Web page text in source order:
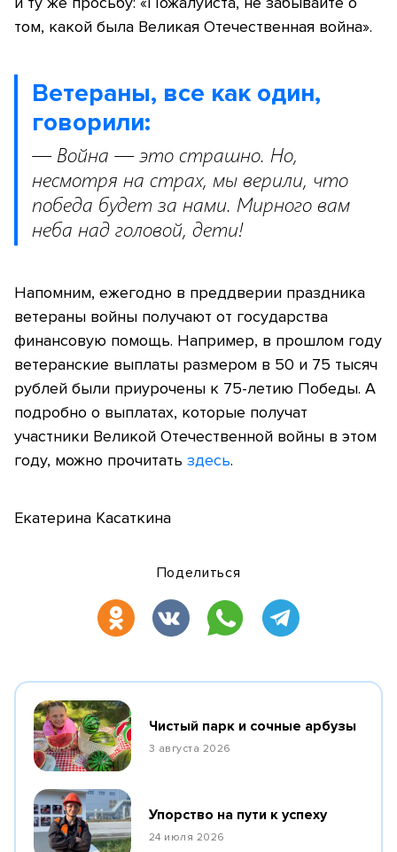
том, какой была Великая Отечественная война».
Ветераны, все как один,
говорили:
— Война — это страшно. Но,
несмотря на страх, мы верили, что
победа будет за нами. Мирного вам
неба над головой, дети!
Напомним, ежегодно в преддверии праздника
ветераны войны получают от государства
финансовую помощь. Например, в прошлом году
ветеранские выплаты размером в 50 и 75 тысяч
рублей были приурочены к 75-летию Победы. А
подробно о выплатах, которые получат
участники Великой Отечественной войны в этом
году, можно прочитать здесь.
Екатерина Касаткина
Поделиться
Чистый парк и сочные арбузы
3 августа 2026
Упорство на пути к успеху
24 июля 2026